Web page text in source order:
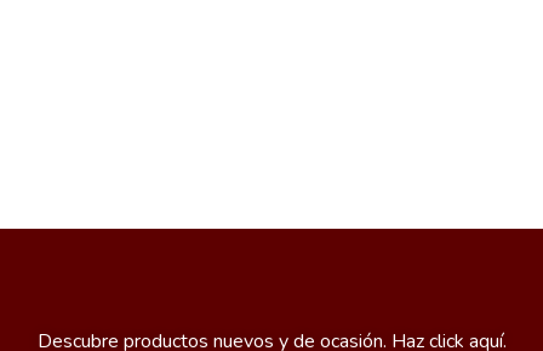
Descubre productos nuevos y de ocasión. Haz click aquí.